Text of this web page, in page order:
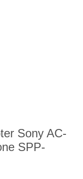
Sony AC-
SPP-